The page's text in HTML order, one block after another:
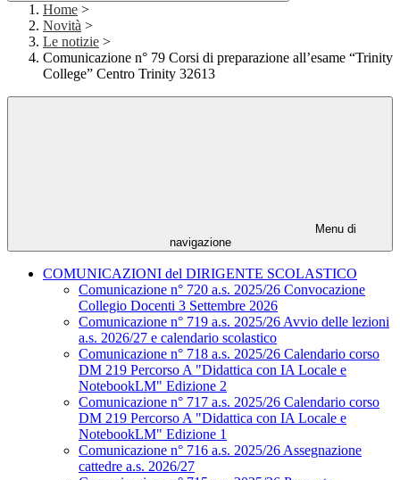
Home >
Novità >
Le notizie >
Comunicazione n° 79 Corsi di preparazione all’esame “Trinity
College” Centro Trinity 32613
Menu di
navigazione
COMUNICAZIONI del DIRIGENTE SCOLASTICO
Comunicazione n° 720 a.s. 2025/26 Convocazione
Collegio Docenti 3 Settembre 2026
Comunicazione n° 719 a.s. 2025/26 Avvio delle lezioni
a.s. 2026/27 e calendario scolastico
Comunicazione n° 718 a.s. 2025/26 Calendario corso
DM 219 Percorso A "Didattica con IA Locale e
NotebookLM" Edizione 2
Comunicazione n° 717 a.s. 2025/26 Calendario corso
DM 219 Percorso A "Didattica con IA Locale e
NotebookLM" Edizione 1
Comunicazione n° 716 a.s. 2025/26 Assegnazione
cattedre a.s. 2026/27